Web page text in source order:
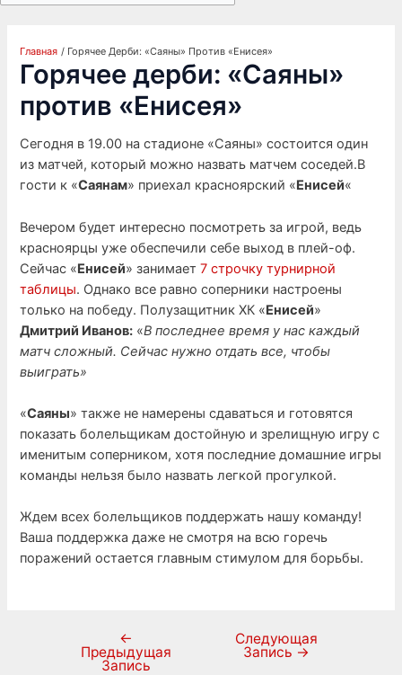
Главная Горячее Дерби: «Саяны» Против «Енисея»
Горячее дерби: «Саяны»
против «Енисея»
Сегодня в 19.00 на стадионе «Саяны» состоится один
из матчей, который можно назвать матчем соседей.В
гости к «Саянам» приехал красноярский «Енисей«
Вечером будет интересно посмотреть за игрой, ведь
красноярцы уже обеспечили себе выход в плей-оф.
Сейчас «Енисей» занимает7 строчку турнирной
таблицы. Однако все равно соперники настроены
только на победу. Полузащитник ХК «Енисей»
Дмитрий Иванов: «В последнее время у нас каждый
матч сложный. Сейчас нужно отдать все, чтобы
выиграть»
«Саяны» также не намерены сдаваться и готовятся
показать болельщикам достойную и зрелищную игру с
именитым соперником, хотя последние домашние игры
команды нельзя было назвать легкой прогулкой.
Ждем всех болельщиков поддержать нашу команду!
Ваша поддержка даже не смотря на всю горечь
поражений остается главным стимулом для борьбы.
←
Предыдущая
Запись
Следующая
Запись →